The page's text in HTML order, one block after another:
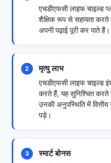
एचडीएफसी लाइफ चाइल्ड
शैक्षिक रूप से सहायता करते
अपनी पढ़ाई पूरी कर पाते हैं।
2 मृत्यु लाभ
एचडीएफसी लाइफ चाइल्ड
करते हैं, यह सुनिश्चित करते
उनकी अनुपस्थिति में
पड़े।
3 स्मार्ट बोनस